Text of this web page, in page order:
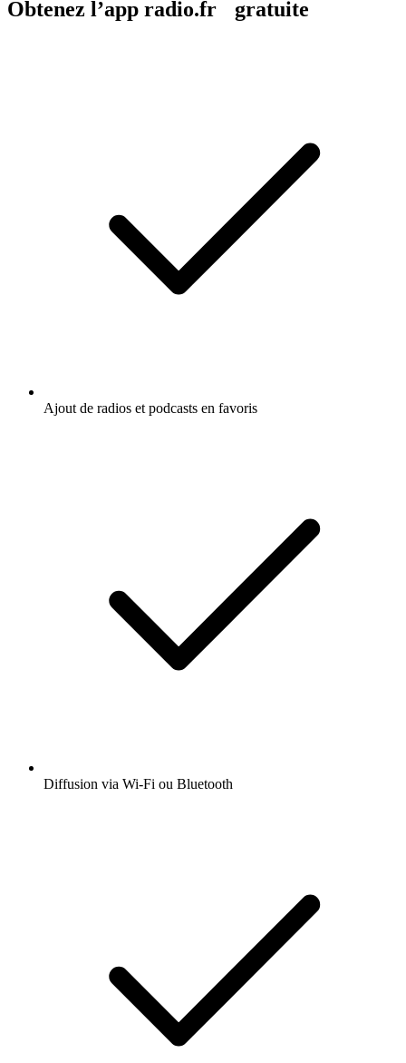
Obtenez l’app radio.fr gratuite
Ajout de radios et podcasts en favoris
Diffusion via Wi-Fi ou Bluetooth